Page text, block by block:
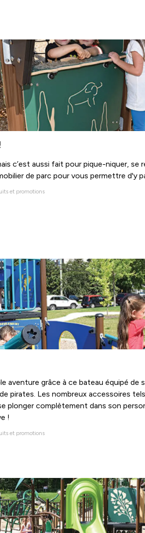
c’est aussi fait pour pique-niquer, se
de parc pour vous permettre d'y
et promotions
aventure grâce à ce bateau équipé de
pirates. Les nombreux accessoires
plonger complètement dans son
!
et promotions